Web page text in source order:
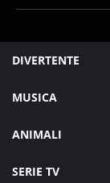
DIVERTENTE
MUSICA
ANIMALI
SERIE TV